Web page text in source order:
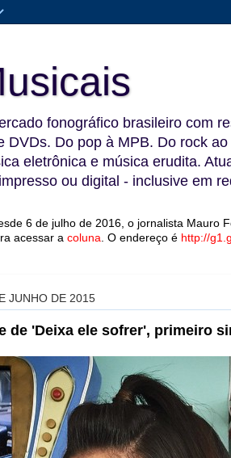
fonográfico brasileiro com
DVDs. Do pop à MPB. Do rock
eletrônica e música erudita.
ou digital - inclusive em
6 de julho de 2016, o jornalista Mauro
acessar a coluna O endereço é http://
JUNHO DE 2015
de 'Deixa ele sofrer', primeiro